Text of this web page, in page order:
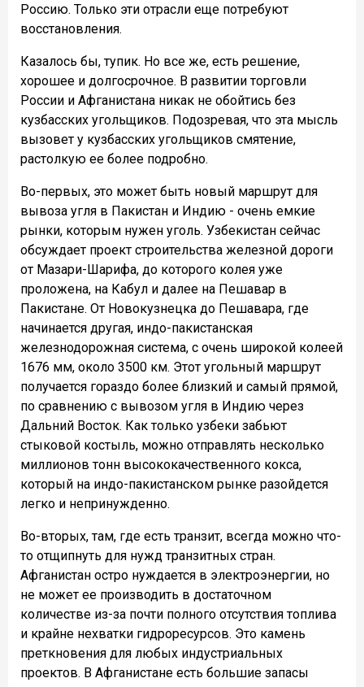
Россию. Только эти отрасли еще потребуют
восстановления.
Казалось бы, тупик. Но все же, есть решение,
хорошее и долгосрочное. В развитии торговли
России и Афганистана никак не обойтись без
кузбасских угольщиков. Подозревая, что эта мысль
вызовет у кузбасских угольщиков смятение,
растолкую ее более подробно.
Во-первых, это может быть новый маршрут для
вывоза угля в Пакистан и Индию - очень емкие
рынки, которым нужен уголь. Узбекистан сейчас
обсуждает проект строительства железной дороги
от Мазари-Шарифа, до которого колея уже
проложена, на Кабул и далее на Пешавар в
Пакистане. От Новокузнецка до Пешавара, где
начинается другая, индо-пакистанская
железнодорожная система, с очень широкой колеей
1676 мм, около 3500 км. Этот угольный маршрут
получается гораздо более близкий и самый прямой,
по сравнению с вывозом угля в Индию через
Дальний Восток. Как только узбеки забьют
стыковой костыль, можно отправлять несколько
миллионов тонн высококачественного кокса,
который на индо-пакистанском рынке разойдется
легко и непринужденно.
Во-вторых, там, где есть транзит, всегда можно что-
то отщипнуть для нужд транзитных стран.
Афганистан остро нуждается в электроэнергии, но
не может ее производить в достаточном
количестве из-за почти полного отсутствия топлива
и крайне нехватки гидроресурсов. Это камень
преткновения для любых индустриальных
проектов. В Афганистане есть большие запасы